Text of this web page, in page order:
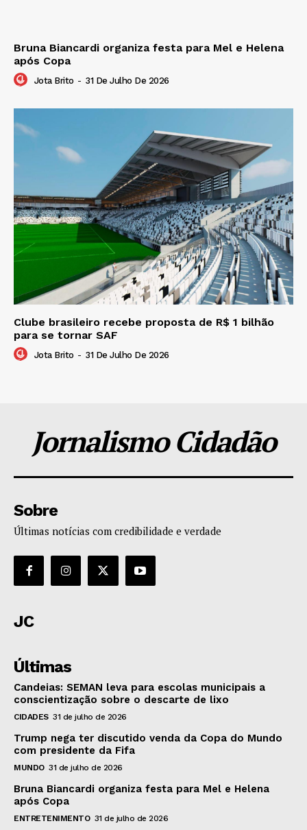
Bruna Biancardi organiza festa para Mel e Helena
após Copa
Jota Brito - 31 De Julho De 2026
Clube brasileiro recebe proposta de R$ 1 bilhão
para se tornar SAF
Jota Brito - 31 De Julho De 2026
Jornalismo Cidadão
Sobre
Últimas notícias com credibilidade e verdade
JC
Últimas
Candeias: SEMAN leva para escolas municipais a
conscientização sobre o descarte de lixo
CIDADES 31 de julho de 2026
Trump nega ter discutido venda da Copa do Mundo
com presidente da Fifa
MUNDO 31 de julho de 2026
Bruna Biancardi organiza festa para Mel e Helena
após Copa
ENTRETENIMENTO 31 de julho de 2026